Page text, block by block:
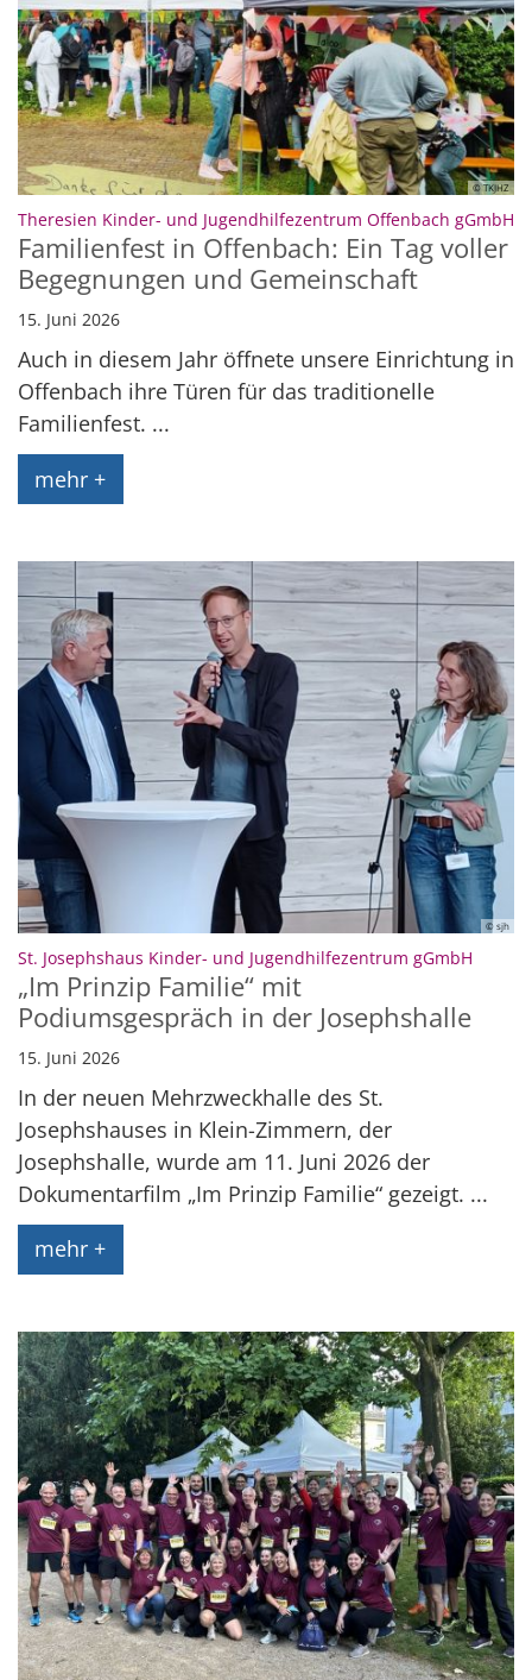
© TKJHZ
Theresien Kinder- und Jugendhilfezentrum Offenbach gGmbH
Familienfest in Offenbach: Ein Tag voller
Begegnungen und Gemeinschaft
15. Juni 2026
Auch in diesem Jahr öffnete unsere Einrichtung in
Offenbach ihre Türen für das traditionelle
Familienfest. ...
mehr +
© sjh
St. Josephshaus Kinder- und Jugendhilfezentrum gGmbH
„Im Prinzip Familie“ mit
Podiumsgespräch in der Josephshalle
15. Juni 2026
In der neuen Mehrzweckhalle des St.
Josephshauses in Klein-Zimmern, der
Josephshalle, wurde am 11. Juni 2026 der
Dokumentarfilm „Im Prinzip Familie“ gezeigt. ...
mehr +